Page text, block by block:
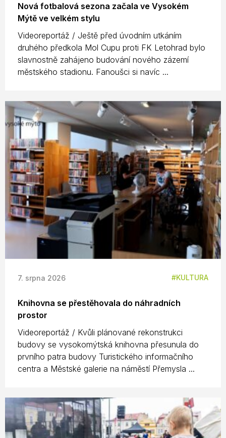
Nová fotbalová sezona začala ve Vysokém
Mýtě ve velkém stylu
Videoreportáž / Ještě před úvodním utkáním
druhého předkola Mol Cupu proti FK Letohrad bylo
slavnostně zahájeno budování nového zázemí
městského stadionu. Fanoušci si navíc ...
7. srpna 2026 KULTURA
Knihovna se přestěhovala do náhradních
prostor
Videoreportáž / Kvůli plánované rekonstrukci
budovy se vysokomýtská knihovna přesunula do
prvního patra budovy Turistického informačního
centra a Městské galerie na náměstí Přemysla ...